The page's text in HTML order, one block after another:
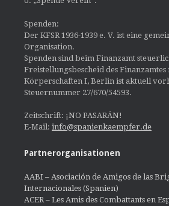
Spenden:
Der KFSR 1936-1939 e. V. ist eine
Organisation.
Spenden sind beim Finanzamt
Freistellungsbescheid des Finanzamtes
Körperschaften I, Berlin ist aktuell
Steuernummer 27/670/54593.
Zeitschrift: ¡NO PASARÁN!
E-Mail: info@spanienkaempfer.de
Partnerorganisationen
AABI – Asociación de Amigos de las
Internacionales (Spanien)
ACER – Les Amis des Combattants en